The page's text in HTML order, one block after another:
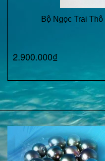
Bộ Ngọc Trai
2.900.000₫